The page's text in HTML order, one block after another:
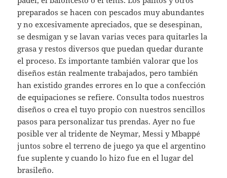
preparados se hacen con pescados muy abundantes
y no excesivamente apreciados, que se desespinan,
se desmigan y se lavan varias veces para quitarles la
grasa y restos diversos que puedan quedar durante
el proceso. Es importante también valorar que los
diseños están realmente trabajados, pero también
han existido grandes errores en lo que a confección
de equipaciones se refiere. Consulta todos nuestros
diseños o crea el tuyo propio con nuestros sencillos
pasos para personalizar tus prendas. Ayer no fue
posible ver al tridente de Neymar, Messi y Mbappé
juntos sobre el terreno de juego ya que el argentino
fue suplente y cuando lo hizo fue en el lugar del
brasileño.